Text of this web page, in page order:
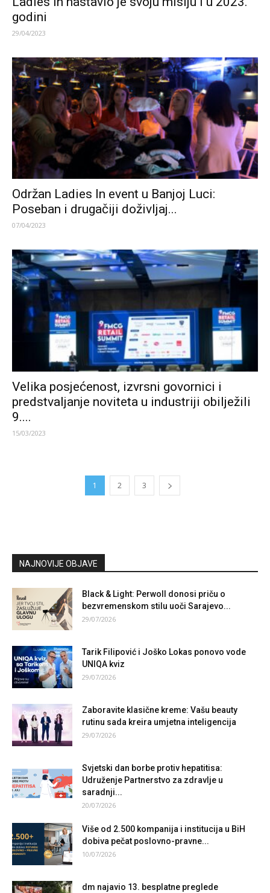
godini
29/04/2023
Održan Ladies In event u Banjoj Luci:
Poseban i drugačiji doživljaj...
07/04/2023
Velika posjećenost, izvrsni govornici i
predstvaljanje noviteta u industriji obilježili
9....
15/03/2023
1 2 3
NAJNOVIJE OBJAVE
Black & Light: Perwoll donosi priču o
bezvremenskom stilu uoči Sarajevo...
29/07/2026
Tarik Filipović i Joško Lokas ponovo vode
UNIQA kviz
29/07/2026
Zaboravite klasične kreme: Vašu beauty
rutinu sada kreira umjetna inteligencija
29/07/2026
Svjetski dan borbe protiv hepatitisa:
Udruženje Partnerstvo za zdravlje u
saradnji...
20/07/2026
Više od 2.500 kompanija i institucija u BiH
dobiva pečat poslovno-pravne...
10/07/2026
dm najavio 13. besplatne preglede